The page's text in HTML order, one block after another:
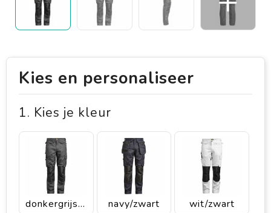
Kies en personaliseer
1. Kies je kleur
donkergrijs/zwart navy/zwart wit/zwart